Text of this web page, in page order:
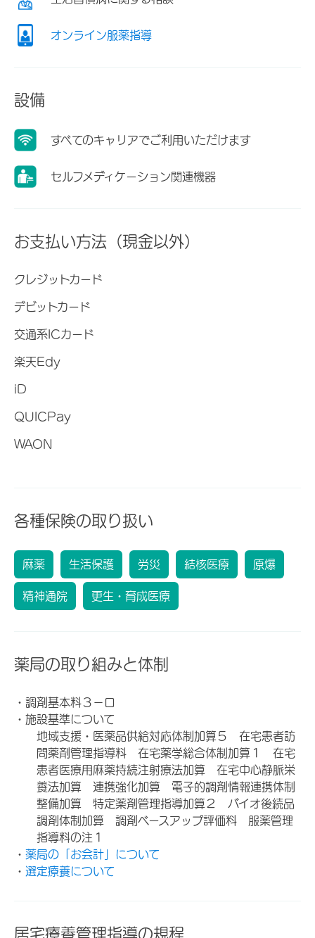
オンライン服薬指導
設備
すべてのキャリアでご利用いただけます
セルフメディケーション関連機器
お支払い方法（現金以外）
クレジットカード
デビットカード
交通系ICカード
楽天Edy
iD
QUICPay
WAON
各種保険の取り扱い
麻薬 生活保護 労災 結核医療 原爆
精神通院 更生・育成医療
薬局の取り組みと体制
・調剤基本料３－ロ
・施設基準について
地域支援・医薬品供給対応体制加算５ 在宅患者訪
問薬剤管理指導料 在宅薬学総合体制加算１ 在宅
患者医療用麻薬持続注射療法加算 在宅中心静脈栄
養法加算 連携強化加算 電子的調剤情報連携体制
整備加算 特定薬剤管理指導加算２ バイオ後続品
調剤体制加算 調剤ベースアップ評価料 服薬管理
指導料の注１
・ 薬局の「お会計」について
・ 選定療養について
居宅療養管理指導の規程